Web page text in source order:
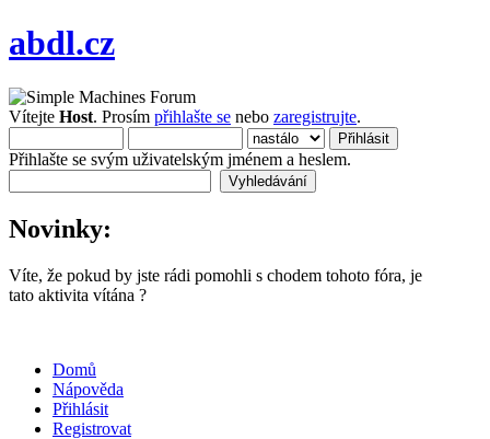
abdl.cz
Vítejte Host. Prosím přihlašte se nebo zaregistrujte.
Přihlašte se svým uživatelským jménem a heslem.
Novinky:
Víte, že pokud by jste rádi pomohli s chodem tohoto fóra, je
tato aktivita vítána ?
Domů
Nápověda
Přihlásit
Registrovat